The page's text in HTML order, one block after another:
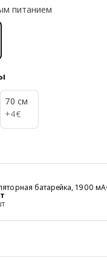
питанием
70 см
+4€
4€
батарейка, 1900
4 шт